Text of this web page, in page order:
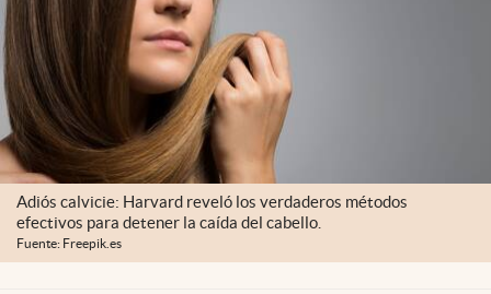
Adiós calvicie: Harvard reveló los verdaderos métodos
efectivos para detener la caída del cabello.
Fuente: Freepik.es